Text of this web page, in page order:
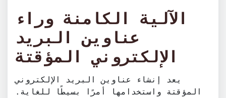
الآلية الكامنة وراء
عناوين البريد
الإلكتروني المؤقتة
يعد إنشاء عناوين البريد الإلكتروني
المؤقتة واستخدامها أمرًا بسيطًا للغاية.